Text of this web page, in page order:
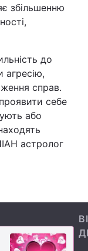
збільшенню
до
справ.
себе
або
астролог